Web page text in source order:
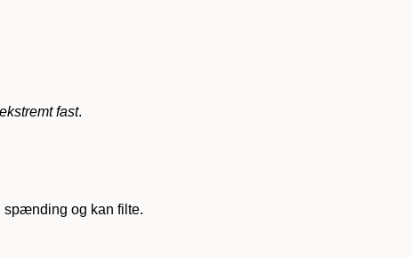
fast.
spænding og kan filte.